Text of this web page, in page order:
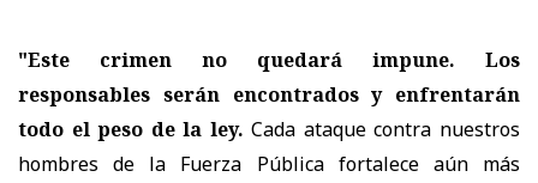
"Este crimen no quedará impune. Los
responsables serán encontrados y enfrentarán
todo el peso de la ley. Cada ataque contra nuestros
hombres de la Fuerza Pública fortalece aún más